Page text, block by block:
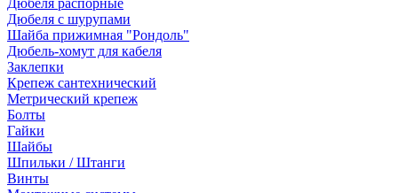
Дюбеля распорные
Дюбеля с шурупами
Шайба прижимная "Рондоль"
Дюбель-хомут для кабеля
Заклепки
Крепеж сантехнический
Метрический крепеж
Болты
Гайки
Шайбы
Шпильки / Штанги
Винты